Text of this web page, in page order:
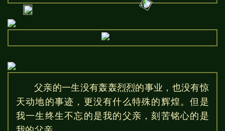
父亲的一生没有轰轰烈烈的事业，也没有惊
天动地的事迹，更没有什么特殊的辉煌。但是
我一生终生不忘的是我的父亲，刻苦铭心的是